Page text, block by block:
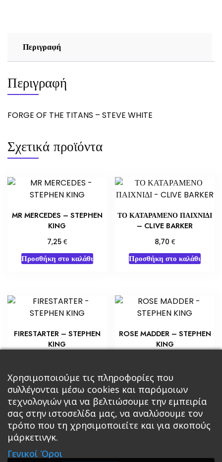
Περιγραφή
Περιγραφή
FORGE OF THE TITANS – STEVE WHITE
Σχετικά προϊόντα
MR MERCEDES – STEPHEN
KING
7,25 €
Προσθήκη στο καλάθι
ΤΟ ΚΑΤΑΡΑΜΕΝΟ ΠΑΙΧΝΙΔΙ
– CLIVE BARKER
8,70 €
Προσθήκη στο καλάθι
FIRESTARTER – STEPHEN
KING
Προσθήκη στο καλάθι
ROSE MADDER – STEPHEN
KING
Προσθήκη στο καλάθι
Κεντρική Βιβλία
Roleplaying Games Ψυχαγωγία Εκδόσεις Βάρδος
Χρησιμοποιούμε τις πληροφορίες που
συλλέγονται μέσω cookies και παρόμοιων
τεχνολογιών για να βελτιώσουμε την εμπειρία
σας στην ιστοσελίδα μας, να αναλύσουμε τον
τρόπο που τη χρησιμοποιείτε και για σκοπούς
μάρκετινγκ.
Γενικοί Όροι